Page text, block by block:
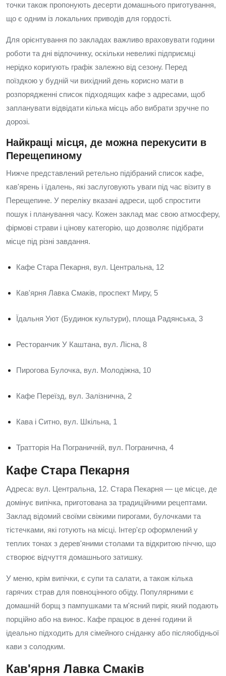
точки також пропонують десерти домашнього приготування,
що є одним із локальних приводів для гордості.
Для орієнтування по закладах важливо враховувати години
роботи та дні відпочинку, оскільки невеликі підприємці
нерідко коригують графік залежно від сезону. Перед
поїздкою у будній чи вихідний день корисно мати в
розпорядженні список підходящих кафе з адресами, щоб
запланувати відвідати кілька місць або вибрати зручне по
дорозі.
Найкращі місця, де можна перекусити в
Перещепиному
Нижче представлений ретельно підібраний список кафе,
кав'ярень і їдалень, які заслуговують уваги під час візиту в
Перещепине. У переліку вказані адреси, щоб спростити
пошук і планування часу. Кожен заклад має свою атмосферу,
фірмові страви і цінову категорію, що дозволяє підібрати
місце під різні завдання.
Кафе Стара Пекарня, вул. Центральна, 12
Кав'ярня Лавка Смаків, проспект Миру, 5
Їдальня Уют (Будинок культури), площа Радянська, 3
Ресторанчик У Каштана, вул. Лісна, 8
Пирогова Булочка, вул. Молодіжна, 10
Кафе Переїзд, вул. Залізнична, 2
Кава і Ситно, вул. Шкільна, 1
Тратторія На Пограничній, вул. Погранична, 4
Кафе Стара Пекарня
Адреса: вул. Центральна, 12. Стара Пекарня — це місце, де
домінує випічка, приготована за традиційними рецептами.
Заклад відомий своїми свіжими пирогами, булочками та
тістечками, які готують на місці. Інтер'єр оформлений у
теплих тонах з дерев'яними столами та відкритою піччю, що
створює відчуття домашнього затишку.
У меню, крім випічки, є супи та салати, а також кілька
гарячих страв для повноцінного обіду. Популярними є
домашній борщ з пампушками та м'ясний пиріг, який подають
порційно або на винос. Кафе працює в денні години й
ідеально підходить для сімейного сніданку або післяобідньої
кави з солодким.
Кав'ярня Лавка Смаків